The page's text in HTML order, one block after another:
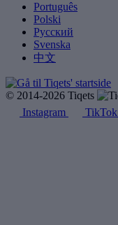
Português
Polski
Русский
Svenska
中文
© 2014-2026 Tiqets
Instagram
TikTok